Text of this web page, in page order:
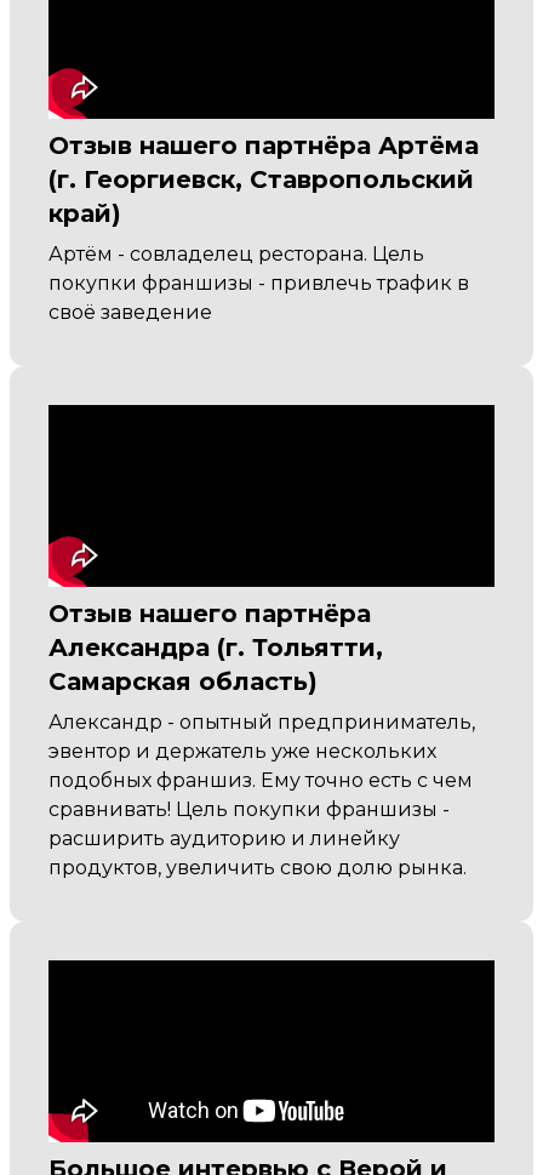
Отзыв нашего партнёра Артёма
(г. Георгиевск, Ставропольский
край)
Артём - совладелец ресторана. Цель
покупки франшизы - привлечь трафик в
своё заведение
Отзыв нашего партнёра
Александра (г. Тольятти,
Самарская область)
Александр - опытный предприниматель,
эвентор и держатель уже нескольких
подобных франшиз. Ему точно есть с чем
сравнивать! Цель покупки франшизы -
расширить аудиторию и линейку
продуктов, увеличить свою долю рынка.
Большое интервью с Верой и